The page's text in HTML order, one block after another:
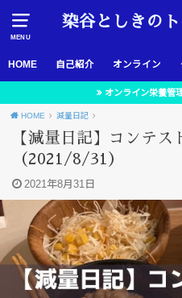
MENU
染谷としきの
HOME 自己紹介 オンライン
オンライン栄養管
HOME 減量日記
【減量日記】コンテス
（2021/8/31）
2021年8月31日